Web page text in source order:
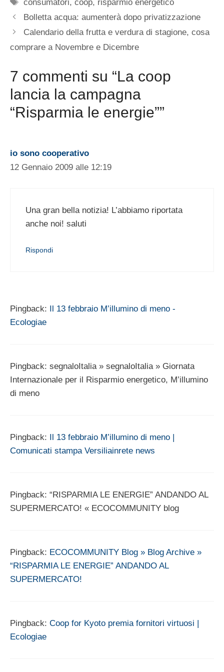
consumatori,coop, risparmio energetico
Bolletta acqua: aumenterà dopo privatizzazione
Calendario della frutta e verdura di stagione, cosa
comprare a Novembre e Dicembre
7 commenti su “La coop
lancia la campagna
“Risparmia le energie””
io sono cooperativo
12 Gennaio 2009 alle 12:19
Una gran bella notizia! L’abbiamo riportata
anche noi! saluti
Rispondi
Pingback:
Il 13 febbraio M’illumino di meno -
Ecologiae
Pingback: segnaloItalia » segnaloItalia » Giornata
Internazionale per il Risparmio energetico, M’illumino
di meno
Pingback:
Il 13 febbraio M’illumino di meno |
Comunicati stampa Versiliainrete news
Pingback: “RISPARMIA LE ENERGIE” ANDANDO AL
SUPERMERCATO! « ECOCOMMUNITY blog
Pingback: ECOCOMMUNITY Blog » Blog Archive »
“RISPARMIA LE ENERGIE” ANDANDO AL
SUPERMERCATO!
Pingback: Coop for Kyoto premia fornitori virtuosi |
Ecologiae